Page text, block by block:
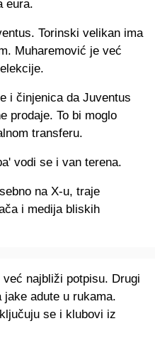
eura.
Torinski velikan ima
Muharemović je već
i činjenica da Juventus
prodaje. To bi moglo
transferu.
vodi se i van terena.
na X-u, traje
i medija bliskih
najbliži potpisu. Drugi
adute u rukama.
se i klubovi iz